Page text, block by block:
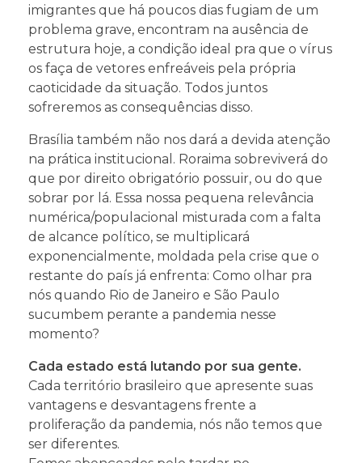
imigrantes que há poucos dias fugiam de um
problema grave, encontram na ausência de
estrutura hoje, a condição ideal pra que o vírus
os faça de vetores enfreáveis pela própria
caoticidade da situação. Todos juntos
sofreremos as consequências disso.
Brasília também não nos dará a devida atenção
na prática institucional. Roraima sobreviverá do
que por direito obrigatório possuir, ou do que
sobrar por lá. Essa nossa pequena relevância
numérica/populacional misturada com a falta
de alcance político, se multiplicará
exponencialmente, moldada pela crise que o
restante do país já enfrenta: Como olhar pra
nós quando Rio de Janeiro e São Paulo
sucumbem perante a pandemia nesse
momento?
Cada estado está lutando por sua gente.
Cada território brasileiro que apresente suas
vantagens e desvantagens frente a
proliferação da pandemia, nós não temos que
ser diferentes.